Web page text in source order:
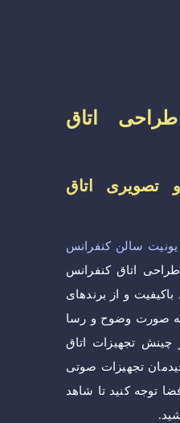
اتاق
تصویری اتاق
یونیت سالن کنفرانس
اتاق کنفرانس
و از برندهای
به صورت وضوح و رسا
تجهیزات اتاق
تجهیزات صوتی
توجه کنید تا شاهد